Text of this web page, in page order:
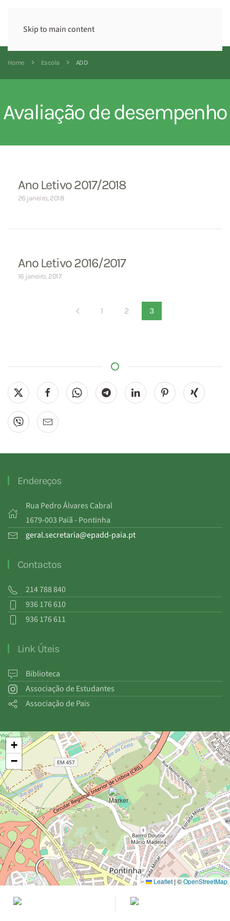
Skip to main content
Home Escola ADD
Avaliação de desempenho
Ano Letivo 2017/2018
26 janeiro, 2018
Ano Letivo 2016/2017
16 janeiro, 2017
1 2 3
Endereços
Rua Pedro Álvares Cabral
1679-003 Paiã - Pontinha
geral.secretaria@epadd-paia.pt
Contactos
214 788 840
936 176 610
936 176 611
Link Úteis
Biblioteca
Associação de Estudantes
Associação de Pais
+
−
Leaflet|©OpenStreetMap